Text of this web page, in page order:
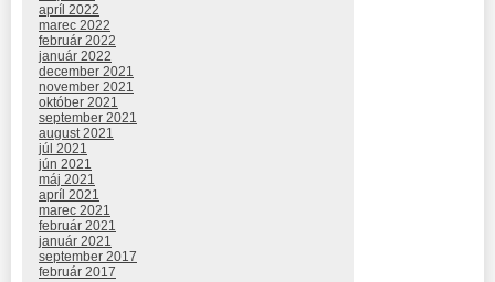
apríl 2022
marec 2022
február 2022
január 2022
december 2021
november 2021
október 2021
september 2021
august 2021
júl 2021
jún 2021
máj 2021
apríl 2021
marec 2021
február 2021
január 2021
september 2017
február 2017